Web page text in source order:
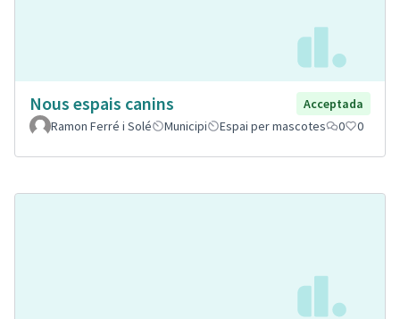
Nous espais canins
Acceptada
Ramon Ferré i Solé
Municipi Espai per mascotes 0 0